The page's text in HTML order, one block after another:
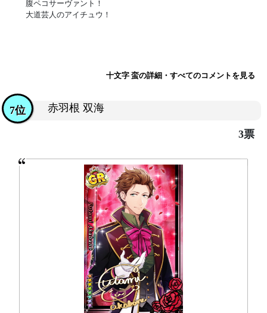
腹ペコサーヴァント！
大道芸人のアイチュウ！
十文字 蛮の詳細・すべてのコメントを見る
赤羽根 双海
7位
3票